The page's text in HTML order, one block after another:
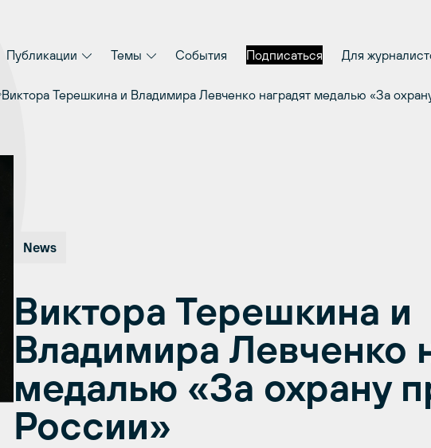
Публикации Темы События Подписаться Для
Виктора Терешкина и Владимира Левченко наградят медалью «За
News
Виктора Терешкина и
Владимира Левченко
медалью «За охрану
России»